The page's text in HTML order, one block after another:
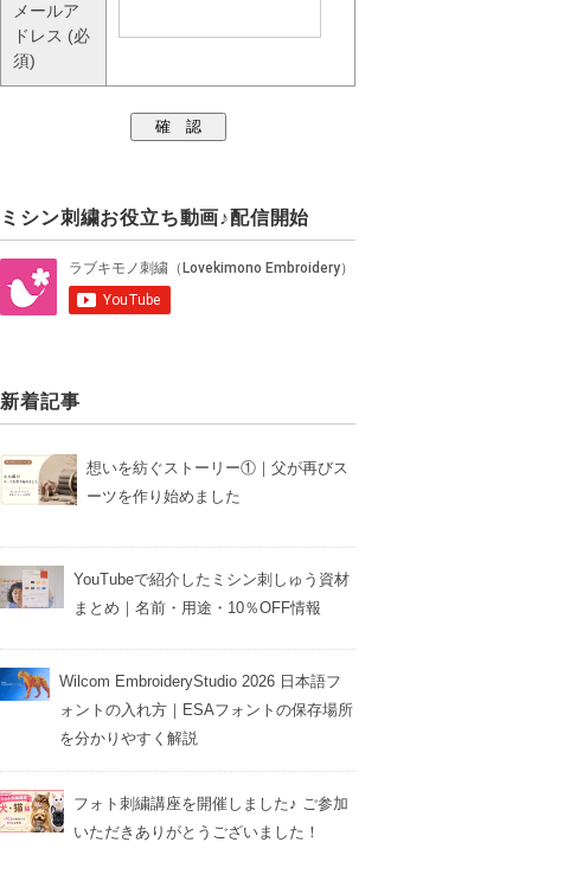
メールア
ドレス (必
須)
ミシン刺繍お役立ち動画♪配信開始
新着記事
想いを紡ぐストーリー①｜父が再びス
ーツを作り始めました
YouTubeで紹介したミシン刺しゅう資材
まとめ｜名前・用途・10％OFF情報
Wilcom EmbroideryStudio 2026 日本語フ
ォントの入れ方｜ESAフォントの保存場所
を分かりやすく解説
フォト刺繍講座を開催しました♪ ご参加
いただきありがとうございました！